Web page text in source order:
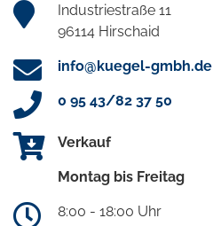
Industriestraße 11
96114 Hirschaid
info@kuegel-gmbh.de
0 95 43/82 37 50
Verkauf
Montag bis Freitag
8:00 - 18:00 Uhr